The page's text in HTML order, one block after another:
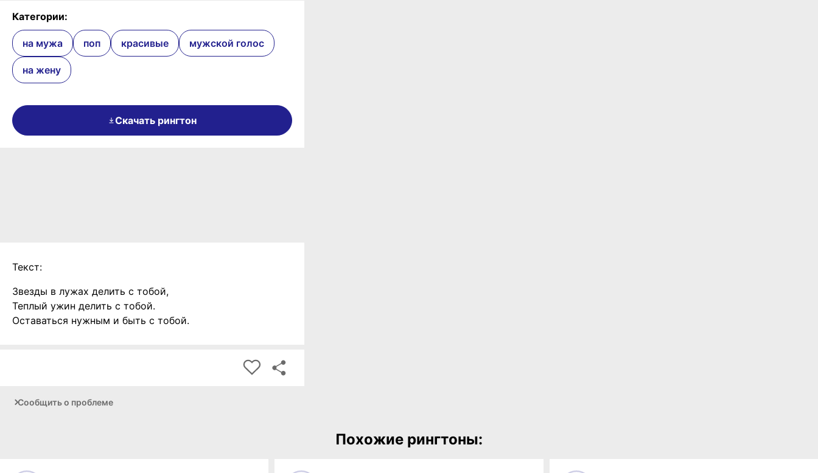
Категории:
на мужа поп красивые мужской голос
на жену
Скачать рингтон
Текст:
Звезды в лужах делить с тобой,
Теплый ужин делить с тобой.
Оставаться нужным и быть с тобой.
Сообщить о проблеме
Похожие рингтоны: